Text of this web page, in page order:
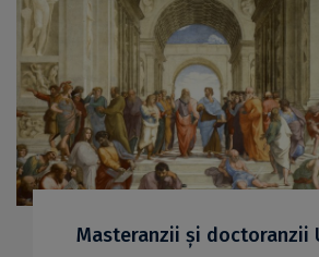
Masteranzii și doctoranzii